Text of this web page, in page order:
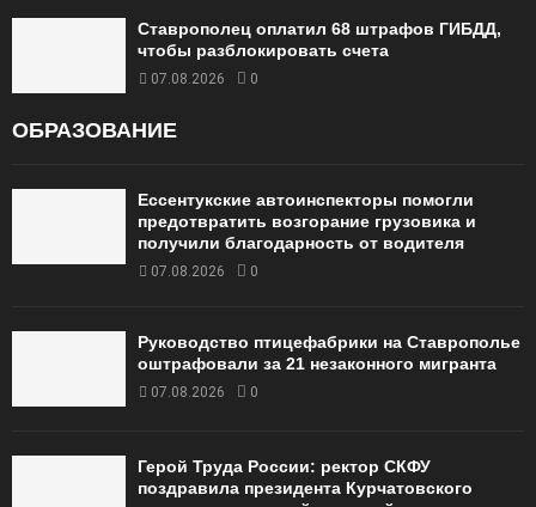
Ставрополец оплатил 68 штрафов ГИБДД,
чтобы разблокировать счета
07.08.2026 0
ОБРАЗОВАНИЕ
Ессентукские автоинспекторы помогли
предотвратить возгорание грузовика и
получили благодарность от водителя
07.08.2026 0
Руководство птицефабрики на Ставрополье
оштрафовали за 21 незаконного мигранта
07.08.2026 0
Герой Труда России: ректор СКФУ
поздравила президента Курчатовского